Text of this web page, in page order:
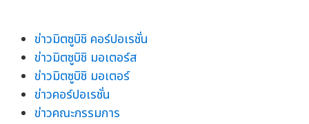
ข่าวมิตซูบิชิ คอร์ปอเรชั่น
ข่าวมิตซูบิชิ มอเตอร์ส
ข่าวมิตซูบิชิ มอเตอร์
ข่าวคอร์ปอเรชั่น
ข่าวคณะกรรมการ